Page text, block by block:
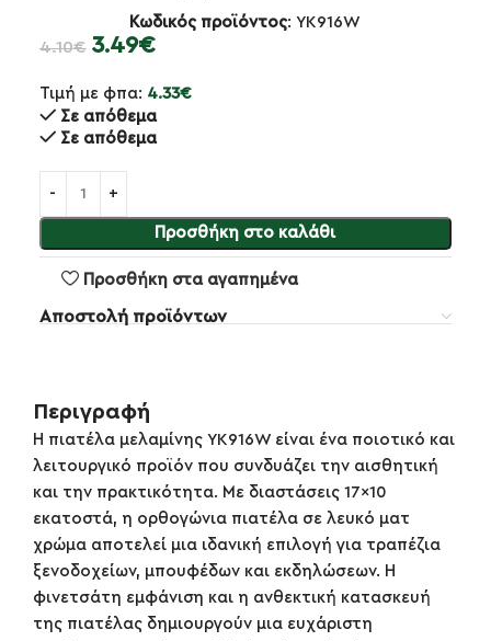
Κωδικός προϊόντος: YK916W
4.10€ 3.49€
Τιμή με φπα: 4.33€
Σε απόθεμα
Σε απόθεμα
Προσθήκη στο καλάθι
Προσθήκη στα αγαπημένα
Αποστολή προϊόντων
Περιγραφή
Η πιατέλα μελαμίνης YK916W είναι ένα ποιοτικό και
λειτουργικό προϊόν που συνδυάζει την αισθητική
και την πρακτικότητα. Με διαστάσεις 17×10
εκατοστά, η ορθογώνια πιατέλα σε λευκό ματ
χρώμα αποτελεί μια ιδανική επιλογή για τραπέζια
ξενοδοχείων, μπουφέδων και εκδηλώσεων. Η
φινετσάτη εμφάνιση και η ανθεκτική κατασκευή
της πιατέλας δημιουργούν μια ευχάριστη